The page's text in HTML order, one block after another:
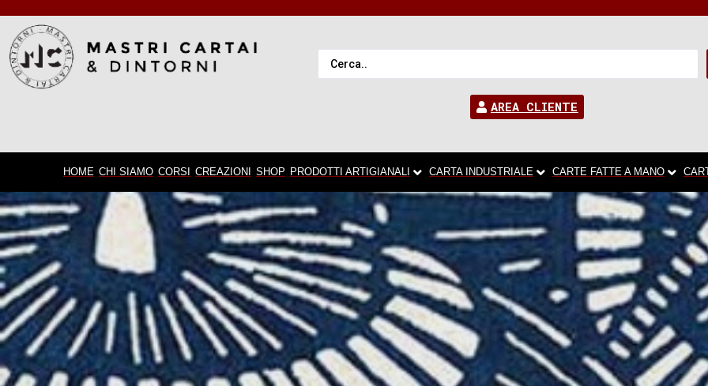
AREA CLIENTE
HOME CHI SIAMO CORSI CREAZIONI SHOP PRODOTTI ARTIGIANALI CARTA INDUSTRIALE CARTE FATTE A MANO